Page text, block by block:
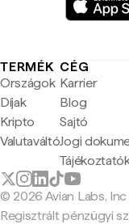
TERMÉK
Országok
Díjak
Kripto
Valutaváltó
CÉG
Karrier
Blog
Sajtó
Jogi
© 2026 Avian Labs, Inc
Regisztrált pénzügyi